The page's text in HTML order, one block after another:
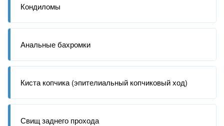
Кондиломы
Анальные бахромки
Киста копчика (эпителиальный копчиковый ход)
Свищ заднего прохода